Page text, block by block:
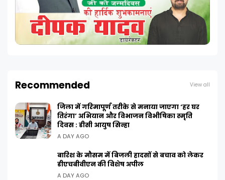
Recommended View all
जिला में गरिमापूर्ण तरीके से मनाया जाएगा ‘हर घर
तिरंगा’ अभियान और विभाजन विभीषिका स्मृति
दिवस : डीसी आयुष सिन्हा
A DAY AGO
बारिश के मौसम में बिजली हादसों से बचाव को लेकर
डीएचबीवीएन की विशेष अपील
A DAY AGO